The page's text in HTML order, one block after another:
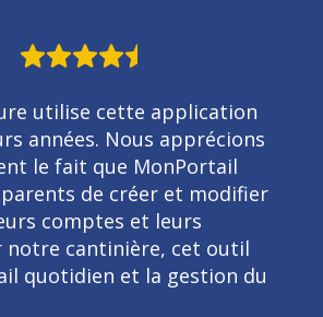
utilise cette application
années. Nous apprécions
le fait que MonPortail
de créer et modifier
comptes et leurs
notre cantinière, cet outil
quotidien et la gestion du